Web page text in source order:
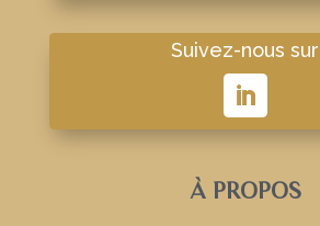
Suivez-nous sur
À PROPOS